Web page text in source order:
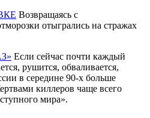
Возвращаясь с
отыгрались на стражах
Если сейчас почти каждый
рушится, обваливается,
в середине 90-х больше
киллеров чаще всего
мира».